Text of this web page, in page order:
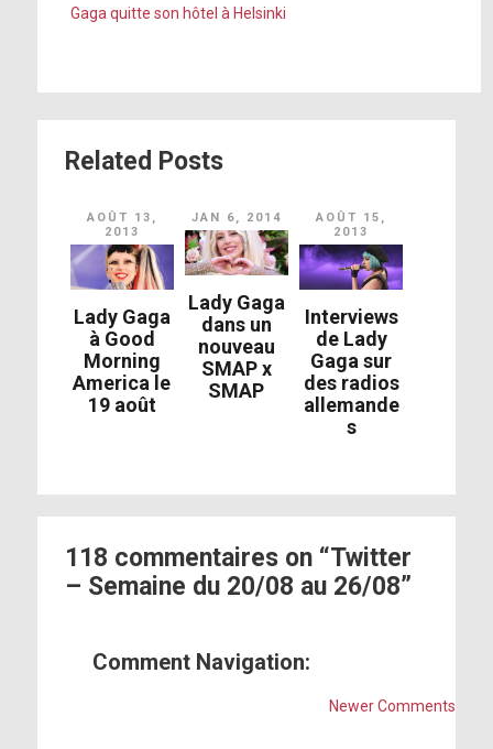
Gaga quitte son hôtel à Helsinki
Related Posts
AOÛT 13,
2013
Lady Gaga
à Good
Morning
America le
19 août
JAN 6, 2014
Lady Gaga
dans un
nouveau
SMAP x
SMAP
AOÛT 15,
2013
Interviews
de Lady
Gaga sur
des radios
allemande
s
118 commentaires on “Twitter
– Semaine du 20/08 au 26/08”
Comment Navigation:
Newer Comments